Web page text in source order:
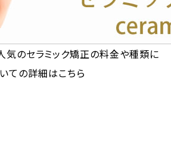
のセラミック矯正の料金や種類に
ての詳細はこちら